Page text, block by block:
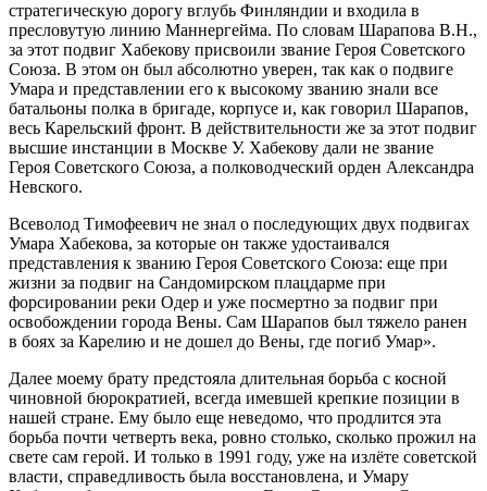
стратегическую дорогу вглубь Финляндии и входила в
пресловутую линию Маннергейма. По словам Шарапова В.Н.,
за этот подвиг Хабекову присвоили звание Героя Советского
Союза. В этом он был абсолютно уверен, так как о подвиге
Умара и представлении его к высокому званию знали все
батальоны полка в бригаде, корпусе и, как говорил Шарапов,
весь Карельский фронт. В действительности же за этот подвиг
высшие инстанции в Москве У. Хабекову дали не звание
Героя Советского Союза, а полководческий орден Александра
Невского.
Всеволод Тимофеевич не знал о последующих двух подвигах
Умара Хабекова, за которые он также удостаивался
представления к званию Героя Советского Союза: еще при
жизни за подвиг на Сандомирском плацдарме при
форсировании реки Одер и уже посмертно за подвиг при
освобождении города Вены. Сам Шарапов был тяжело ранен
в боях за Карелию и не дошел до Вены, где погиб Умар».
Далее моему брату предстояла длительная борьба с косной
чиновной бюрократией, всегда имевшей крепкие позиции в
нашей стране. Ему было еще неведомо, что продлится эта
борьба почти четверть века, ровно столько, сколько прожил на
свете сам герой. И только в 1991 году, уже на излёте советской
власти, справедливость была восстановлена, и Умару